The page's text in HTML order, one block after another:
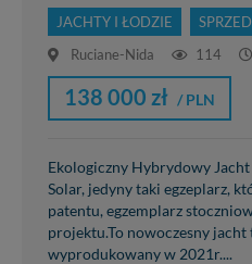
JACHTY I ŁODZIE
Ruciane-Nida
114
138 000 zł / PLN
Ekologiczny Hybrydowy
Solar, jedyny taki egzeplarz,
patentu, egzemplarz
projektu.To nowoczesny
wyprodukowany w 2021r....